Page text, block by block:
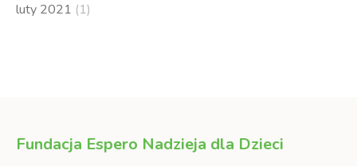
luty 2021 (1)
Fundacja Espero Nadzieja dla Dzieci